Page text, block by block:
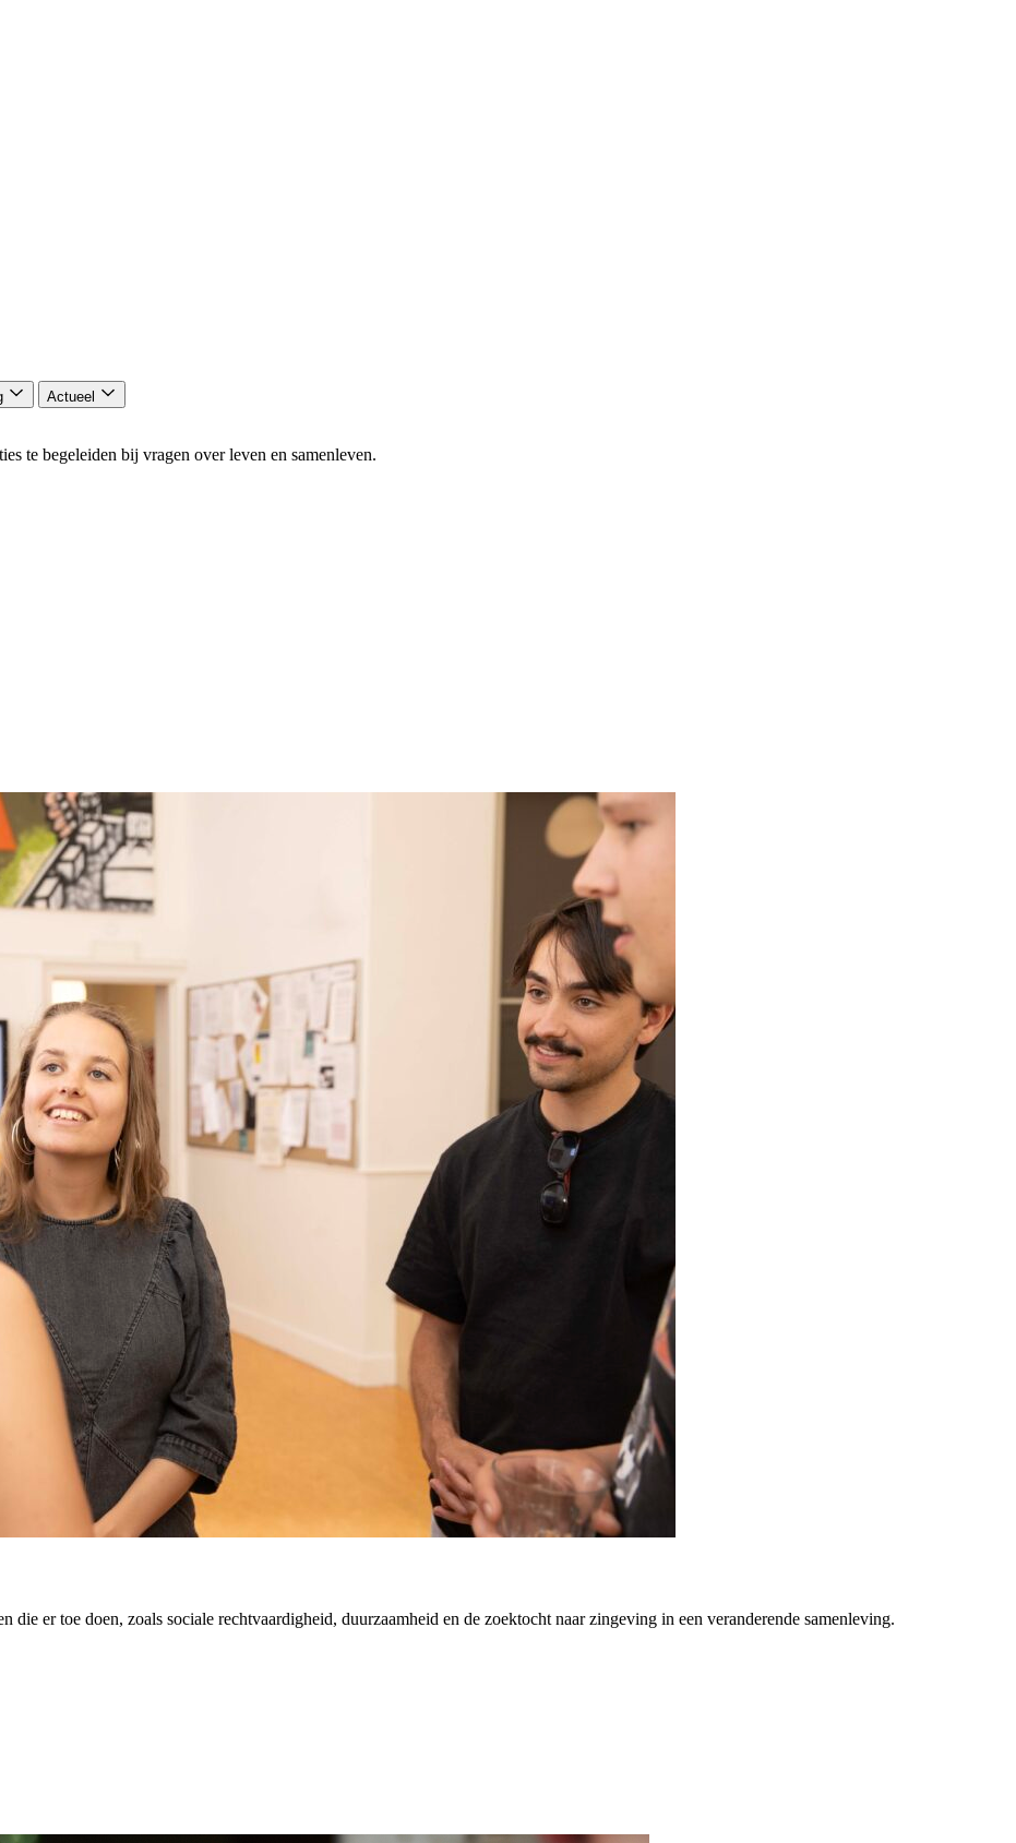
Actueel
te begeleiden bij vragen over leven en samenleven.
die er toe doen, zoals sociale rechtvaardigheid, duurzaamheid en de zoektocht naar zingeving in een veranderende samenleving.